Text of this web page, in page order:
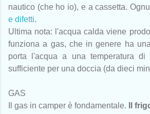
nautico (che ho io), e a cassetta.
e difetti.
Ultima nota: l'acqua calda viene
funziona a gas, che in genere ha
porta l'acqua a una temperatura di
sufficiente per una doccia (da dieci
GAS
Il gas in camper è fondamentale.
Il